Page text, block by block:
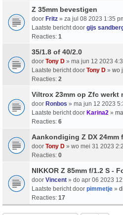
Z 35mm bevestigen
door Fritz » za jul 08 2023 1:35
Laatste bericht door gijs
Reacties: 1
35/1.8 of 40/2.0
door Tony D » ma jun 12 2023
Laatste bericht door Tony D » wo
Reacties: 2
Viltrox 23mm op Zfc werkt
door Ronbos » ma jun 12 2023
Laatste bericht door Karina2 »
Reacties: 6
Aankondiging Z DX 24mm
door Tony D » wo mei 31 2023
Reacties: 0
NIKKOR Z 85mm f/1.2 S -
door Vincent » do apr 06 2023
Laatste bericht door pimmetje »
Reacties: 17